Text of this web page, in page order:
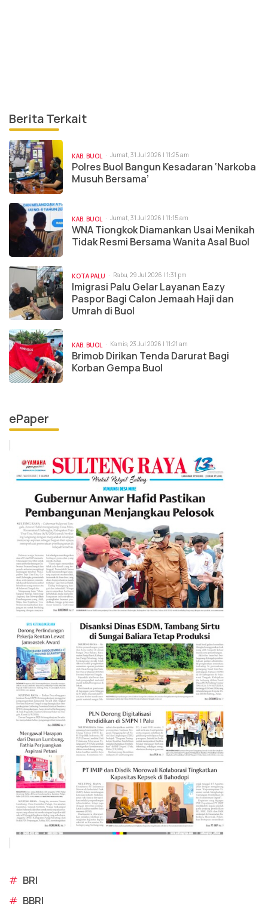
Berita Terkait
KAB. BUOL Jumat, 31 Jul 2026 | 11:25 am
Polres Buol Bangun Kesadaran ‘Narkoba
Musuh Bersama’
KAB. BUOL Jumat, 31 Jul 2026 | 11:15 am
WNA Tiongkok Diamankan Usai Menikah
Tidak Resmi Bersama Wanita Asal Buol
KOTA PALU Rabu, 29 Jul 2026 | 1:31 pm
Imigrasi Palu Gelar Layanan Eazy
Paspor Bagi Calon Jemaah Haji dan
Umrah di Buol
KAB. BUOL Kamis, 23 Jul 2026 | 11:21 am
Brimob Dirikan Tenda Darurat Bagi
Korban Gempa Buol
ePaper
# BRI
# BBRI